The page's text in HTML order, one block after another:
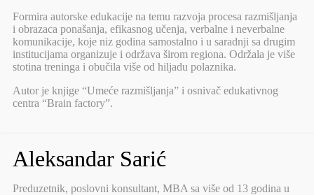
Formira autorske edukacije na temu razvoja procesa razmišljanja
i obrazaca ponašanja, efikasnog učenja, verbalne i neverbalne
komunikacije, koje niz godina samostalno i u saradnji sa drugim
institucijama organizuje i održava širom regiona. Održala je više
stotina treninga i obučila više od hiljadu polaznika.
Autor je knjige “Umeće razmišljanja” i osnivač edukativnog
centra “Brain factory”.
Aleksandar Sarić
Preduzetnik, poslovni konsultant, MBA sa više od 13 godina u